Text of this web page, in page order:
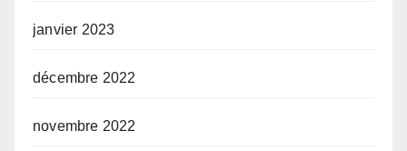
janvier 2023
décembre 2022
novembre 2022